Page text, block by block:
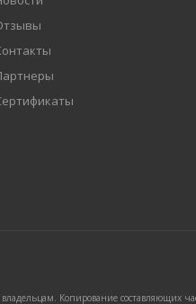
Копирование составляющих